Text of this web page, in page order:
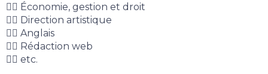
👉🏻 Économie, gestion et droit
👉🏻 Direction artistique
👉🏻 Anglais
👉🏻 Rédaction web
👉🏻 etc.